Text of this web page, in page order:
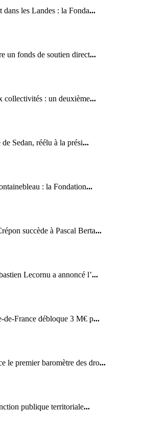
dans les Landes : la Fonda...
un fonds de soutien direct...
collectivités : un deuxième...
Sedan, réélu à la prési...
: la Fondation...
succède à Pascal Berta...
Lecornu a annoncé l’...
de-France débloque 3 M€ p...
le premier baromètre des dro...
publique territoriale...